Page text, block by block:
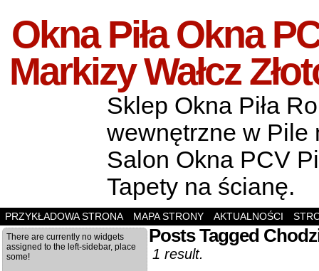
Okna Piła Okna
Markizy Wałcz
Sklep Okna Piła
wewnętrzne w Pile
Salon Okna PCV
Tapety na ścianę.
PRZYKŁADOWA STRONA MAPA STRONY AKTUALNOŚCI
There are currently no widgets
assigned to the left-sidebar, place
some!
Posts Tagged
1 result.